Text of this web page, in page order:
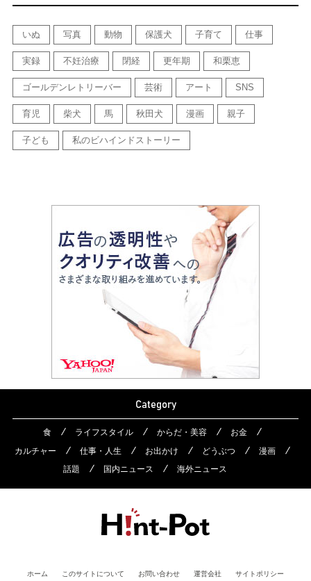
いぬ 写真 動物 保護犬 子育て 仕事
実録 不妊治療 閉経 更年期 和栗恵
ゴールデンレトリーバー 芸術 アート SNS
育児 柴犬 馬 秋田犬 漫画 親子
子ども 私のビハインドストーリー
Category
食 ライフスタイル からだ・美容
お金
カルチャー
仕事・人生 お出かけ どうぶつ
漫画
話題
国内ニュース 海外ニュース
ホーム このサイトについて お問い合わせ 運営会社 サイトポリシー